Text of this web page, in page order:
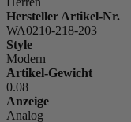
Hersteller Artikel-Nr.
WA0210-218-203
Style
Modern
Artikel-Gewicht
0.08
Anzeige
Analog